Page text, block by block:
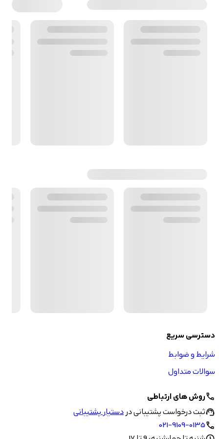
دسترسی سریع
شرایط و ضوابط
سوالات متداول
callروش های ارتباطی
support_agentثبت درخواست پشتیبانی دردستیار پشتیبانی
call
021-9109-0135